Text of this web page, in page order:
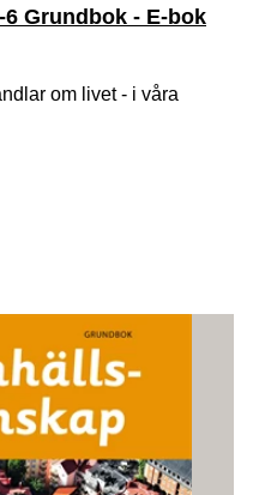
Grundbok - E-bok
om livet - i våra